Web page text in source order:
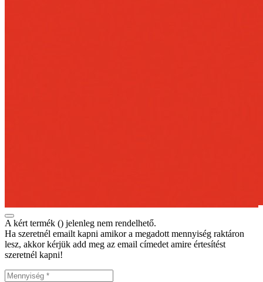
A kért termék () jelenleg nem rendelhető.
Ha szeretnél emailt kapni amikor a megadott mennyiség raktáron
lesz, akkor kérjük add meg az email címedet amire értesítést
szeretnél kapni!